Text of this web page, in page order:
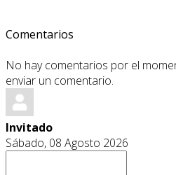
Comentarios
No hay comentarios por el
enviar un comentario.
Invitado
Sábado, 08 Agosto 2026